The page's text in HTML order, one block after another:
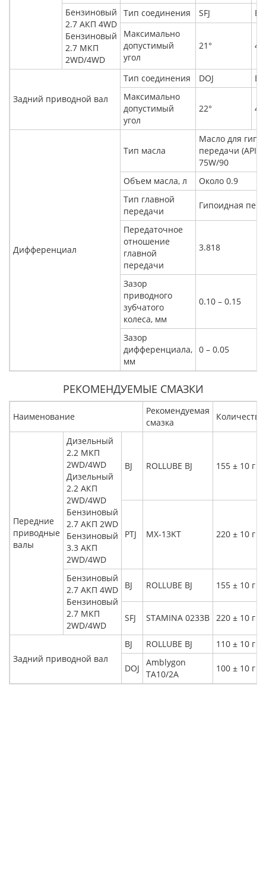
Бензиновый
2.7 АКП 4WD
Бензиновый
2.7 МКП
2WD/4WD
Тип соединения SFJ
BJ
Максимально
допустимый
угол
21°
Задний приводной вал
Тип соединения DOJ
BJ
Максимально
допустимый
угол
22°
Дифференциал
Тип масла
Масло для
передачи (API
75W/90
Объем масла, л
Около 0.9
Тип главной
передачи
Гипоидная
Передаточное
отношение
главной
передачи
3.818
Зазор
приводного
зубчатого
колеса, мм
0.10 – 0.15
Зазор
дифференциала,
мм
0 – 0.05
РЕКОМЕНДУЕМЫЕ СМАЗКИ
Наименование
Рекомендуемая
смазка
Количество
Передние
приводные
валы
Дизельный
2.2 МКП
2WD/4WD
Дизельный
2.2 АКП
2WD/4WD
Бензиновый
2.7 АКП 2WD
Бензиновый
3.3 АКП
2WD/4WD
BJ ROLLUBE BJ 155 ± 10 г
PTJ MX-13KT 220 ± 10 г
Бензиновый
2.7 АКП 4WD
Бензиновый
2.7 МКП
2WD/4WD
BJ ROLLUBE BJ 155 ± 10 г
SFJ STAMINA 0233B 220 ± 10 г
Задний приводной вал
BJ ROLLUBE BJ 110 ± 10 г
DOJ
Amblygon
TA10/2A
100 ± 10 г